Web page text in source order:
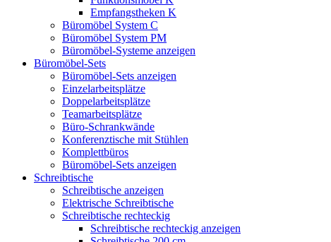
Empfangstheken K
Büromöbel System C
Büromöbel System PM
Büromöbel-Systeme anzeigen
Büromöbel-Sets
Büromöbel-Sets anzeigen
Einzelarbeitsplätze
Doppelarbeitsplätze
Teamarbeitsplätze
Büro-Schrankwände
Konferenztische mit Stühlen
Komplettbüros
Büromöbel-Sets anzeigen
Schreibtische
Schreibtische anzeigen
Elektrische Schreibtische
Schreibtische rechteckig
Schreibtische rechteckig anzeigen